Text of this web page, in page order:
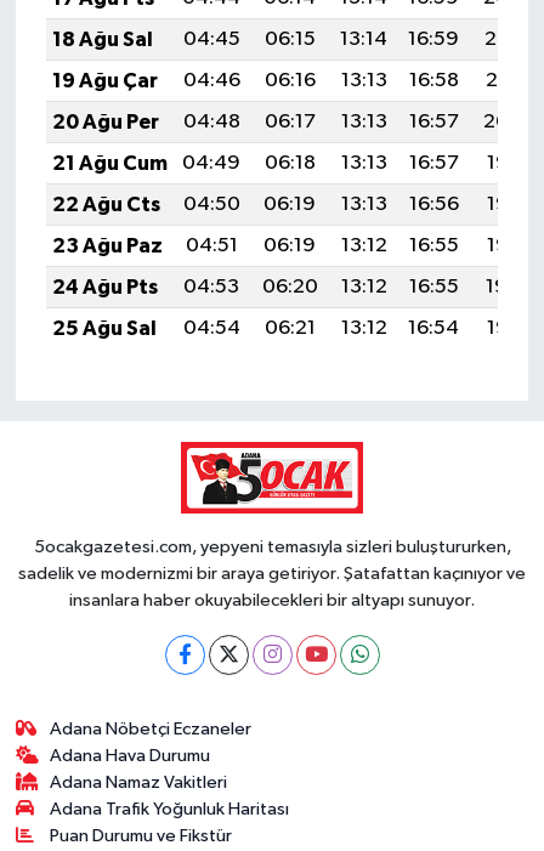
18 Ağu Sal
04:45 06:15 13:14 16:59
20:02
19 Ağu Çar
04:46 06:16 13:13 16:58
20:01
20 Ağu Per
04:48 06:17 13:13 16:57
20:00
21 Ağu Cum
04:49 06:18 13:13 16:57
19:58
22 Ağu Cts
04:50 06:19 13:13 16:56
19:57
23 Ağu Paz
04:51 06:19 13:12 16:55
19:56
24 Ağu Pts
04:53 06:20 13:12 16:55
19:54
25 Ağu Sal
04:54 06:21 13:12 16:54 19:53
5ocakgazetesi.com, yepyeni temasıyla sizleri buluştururken,
sadelik ve modernizmi bir araya getiriyor. Şatafattan kaçınıyor ve
insanlara haber okuyabilecekleri bir altyapı sunuyor.
Adana Nöbetçi Eczaneler
Adana Hava Durumu
Adana Namaz Vakitleri
Adana Trafik Yoğunluk Haritası
Puan Durumu ve Fikstür